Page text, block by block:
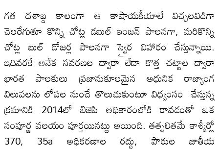
గత దశాబ్ద కాలంగా ఆ కాషాయకీయాలే విచ్చలవిడిగా
చెలరేగుతూ కొన్ని చోట్ల డబుల్ ఇంజన్ పాలనగా, మరికొన్ని
చోట్ల బుల్ డోజర్ల పాలనగా స్వైర విహారం చేస్తున్నాయి.
ఇదివరకే అనేక సవరణల ద్వారా లేదా కొత్త చట్టాల ద్వారా
భారత పాలకులు ప్రజానుకూలమైన ఆధునిక రాజ్యాంగ
విలువలను లోపల నుంచే తొలుచుకుంటూ విధ్వంసం చేస్తున్న
క్రమానికి 2014లో బిజెపి అధికారంలోకి రావడంతో ఒక
సంపూర్ణ వలయం పూర్తయినట్టు అయింది. తత్ఫలితమే కాశ్మీర్లో
370, 35a అధికరణాల రద్దు, పౌరుల జాతీయ